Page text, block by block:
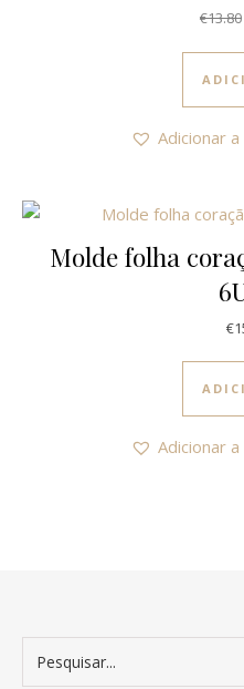
€13.80
Adicionar
Molde folha
€
Adicionar